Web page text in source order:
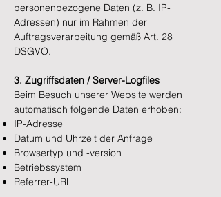
personenbezogene Daten (z. B. IP-
Adressen) nur im Rahmen der
Auftragsverarbeitung gemäß Art. 28
DSGVO.
3. Zugriffsdaten / Server-Logfiles
Beim Besuch unserer Website werden
automatisch folgende Daten erhoben:
IP-Adresse
Datum und Uhrzeit der Anfrage
Browsertyp und -version
Betriebssystem
Referrer-URL